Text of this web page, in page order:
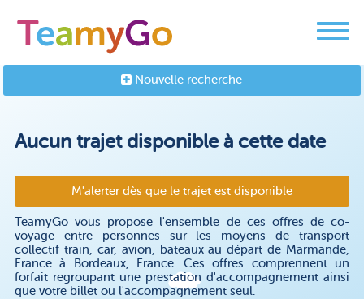
Nouvelle recherche
Aucun trajet disponible à cette date
M'alerter dès que le trajet est disponible
TeamyGo vous propose l'ensemble de ces offres de co-
voyage entre personnes sur les moyens de transport
collectif train, car, avion, bateaux au départ de Marmande,
France à Bordeaux, France. Ces offres comprennent un
forfait regroupant une prestation d'accompagnement ainsi
que votre billet ou l'accompagnement seul.